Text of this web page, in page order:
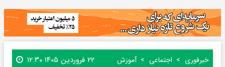
خبرفوری اجتماعی آموزش ۲۲ فروردین ۱۴۰۵ ۱۲:۳۰